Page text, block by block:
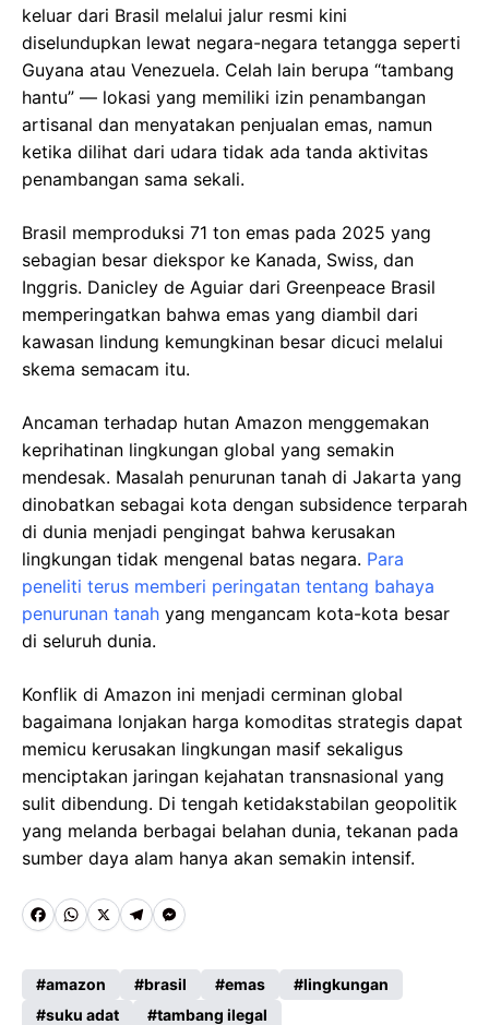
keluar dari Brasil melalui jalur resmi kini
diselundupkan lewat negara-negara tetangga seperti
Guyana atau Venezuela. Celah lain berupa “tambang
hantu” — lokasi yang memiliki izin penambangan
artisanal dan menyatakan penjualan emas, namun
ketika dilihat dari udara tidak ada tanda aktivitas
penambangan sama sekali.
Brasil memproduksi 71 ton emas pada 2025 yang
sebagian besar diekspor ke Kanada, Swiss, dan
Inggris. Danicley de Aguiar dari Greenpeace Brasil
memperingatkan bahwa emas yang diambil dari
kawasan lindung kemungkinan besar dicuci melalui
skema semacam itu.
Ancaman terhadap hutan Amazon menggemakan
keprihatinan lingkungan global yang semakin
mendesak. Masalah penurunan tanah di Jakarta yang
dinobatkan sebagai kota dengan subsidence terparah
di dunia menjadi pengingat bahwa kerusakan
lingkungan tidak mengenal batas negara. Para
peneliti terus memberi peringatan tentang bahaya
penurunan tanah yang mengancam kota-kota besar
di seluruh dunia.
Konflik di Amazon ini menjadi cerminan global
bagaimana lonjakan harga komoditas strategis dapat
memicu kerusakan lingkungan masif sekaligus
menciptakan jaringan kejahatan transnasional yang
sulit dibendung. Di tengah ketidakstabilan geopolitik
yang melanda berbagai belahan dunia, tekanan pada
sumber daya alam hanya akan semakin intensif.
F
c
W
a
X T
l
M
s
amazon brasil emas
lingkungan
suku adat
tambang ilegal